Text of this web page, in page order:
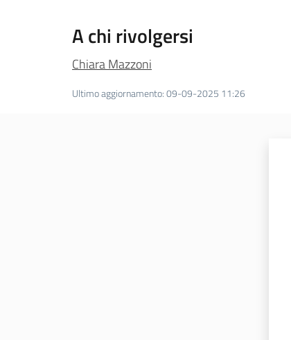
A chi rivolgersi
Chiara Mazzoni
Ultimo aggiornamento:09-09-2025 11:26